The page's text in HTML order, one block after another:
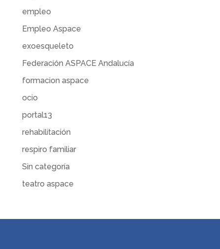
empleo
Empleo Aspace
exoesqueleto
Federación ASPACE Andalucía
formacion aspace
ocio
portal13
rehabilitación
respiro familiar
Sin categoría
teatro aspace